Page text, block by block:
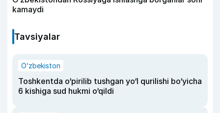
kamaydi
Tavsiyalar
O‘zbekiston
Toshkentda o‘pirilib tushgan yo‘l qurilishi bo‘yicha
6 kishiga sud hukmi o‘qildi